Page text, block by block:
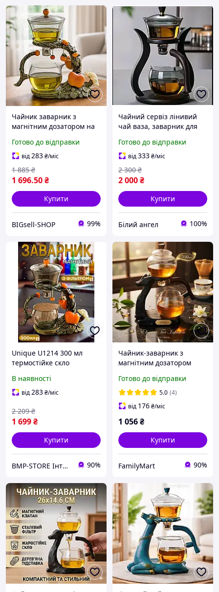
Чайник заварник з
магнітним дозатором на
Бронзовий / Заварник
для чаю / Заварювальний
чайник
Готово до відправки
від283₴/міс
1 696.50₴
1 885 ₴
Купити
BIGsell-SHOP 99%
Чайний сервіз лінивий
чай ваза, заварник для
заварювальний
магнітний чайник вазу
темне скло
Готово до відправки
від333₴/міс
2 000₴
2 300 ₴
Купити
Білий ангел 100%
Unique U1214 300 мл
термостійке скло
заварювальний чайник
лінивий "Хурма достатку"
В наявності
від283₴/міс
1 699₴
2 209 ₴
Купити
BMP-STORE Інтернет магазин 90%
Чайник-заварник з
магнітним дозатором
Готово до відправки
5.0 (4)
від 176₴/міс
1 056₴
Купити
FamilyMart 90%